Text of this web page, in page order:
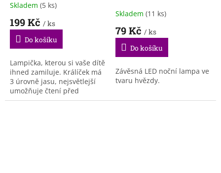
Průměrné
produktu
4,7
5
hvězdiček.
Skladem (5 ks)
199 Kč / ks
Do košíku
Lampička, kterou si vaše dítě
ihned zamiluje. Králíček má
3 úrovně jasu, nejsvětlejší
umožňuje čtení před
spaním, zatímco u
Skladem (11 ks)
79 Kč / ks
Do košíku
Závěsná LED noční lampa ve
tvaru hvězdy.